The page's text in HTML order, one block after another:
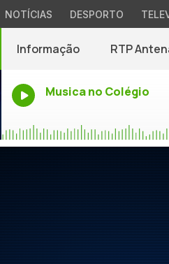
NOTÍCIAS DESPORTO
Informação RTP
Musica no Colégio